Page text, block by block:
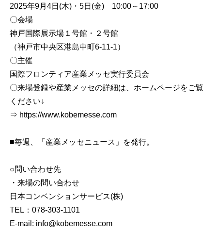
2025年9月4日(木)・5日(金) 10:00～17:00
〇会場
神戸国際展示場１号館・２号館
（神戸市中央区港島中町6-11-1）
〇主催
国際フロンティア産業メッセ実行委員会
〇来場登録や産業メッセの詳細は、ホームページをご覧
ください↓
⇒ https://www.kobemesse.com
■毎週、「産業メッセニュース」を発行。
○問い合わせ先
・来場の問い合わせ
日本コンベンションサービス(株)
TEL：078-303-1101
E-mail: info@kobemesse.com